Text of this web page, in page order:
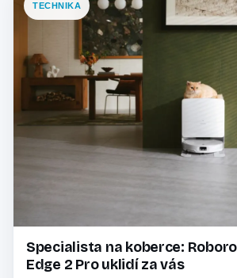
TECHNIKA
Specialista na koberce:
Edge 2 Pro uklidí za vás